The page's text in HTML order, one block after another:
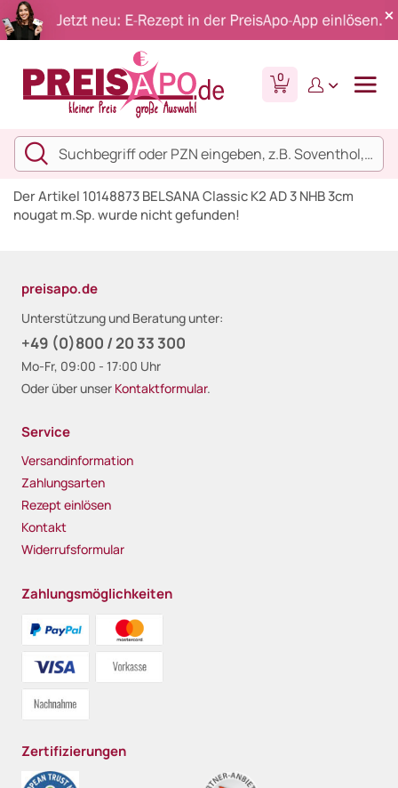
0
Der Artikel 10148873 BELSANA Classic K2 AD 3 NHB 3cm
nougat m.Sp. wurde nicht gefunden!
preisapo.de
Unterstützung und Beratung unter:
+49 (0)800 / 20 33 300
Mo-Fr, 09:00 - 17:00 Uhr
Oder über unser Kontaktformular.
Service
Versandinformation
Zahlungsarten
Rezept einlösen
Kontakt
Widerrufsformular
Zahlungsmöglichkeiten
Zertifizierungen